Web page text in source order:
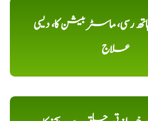
رسی، ماسٹر بیشن کا، دیسی
علاج